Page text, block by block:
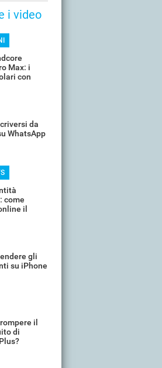
i video
Max: i
con
da
WhatsApp
come
il
gli
su iPhone
il
di